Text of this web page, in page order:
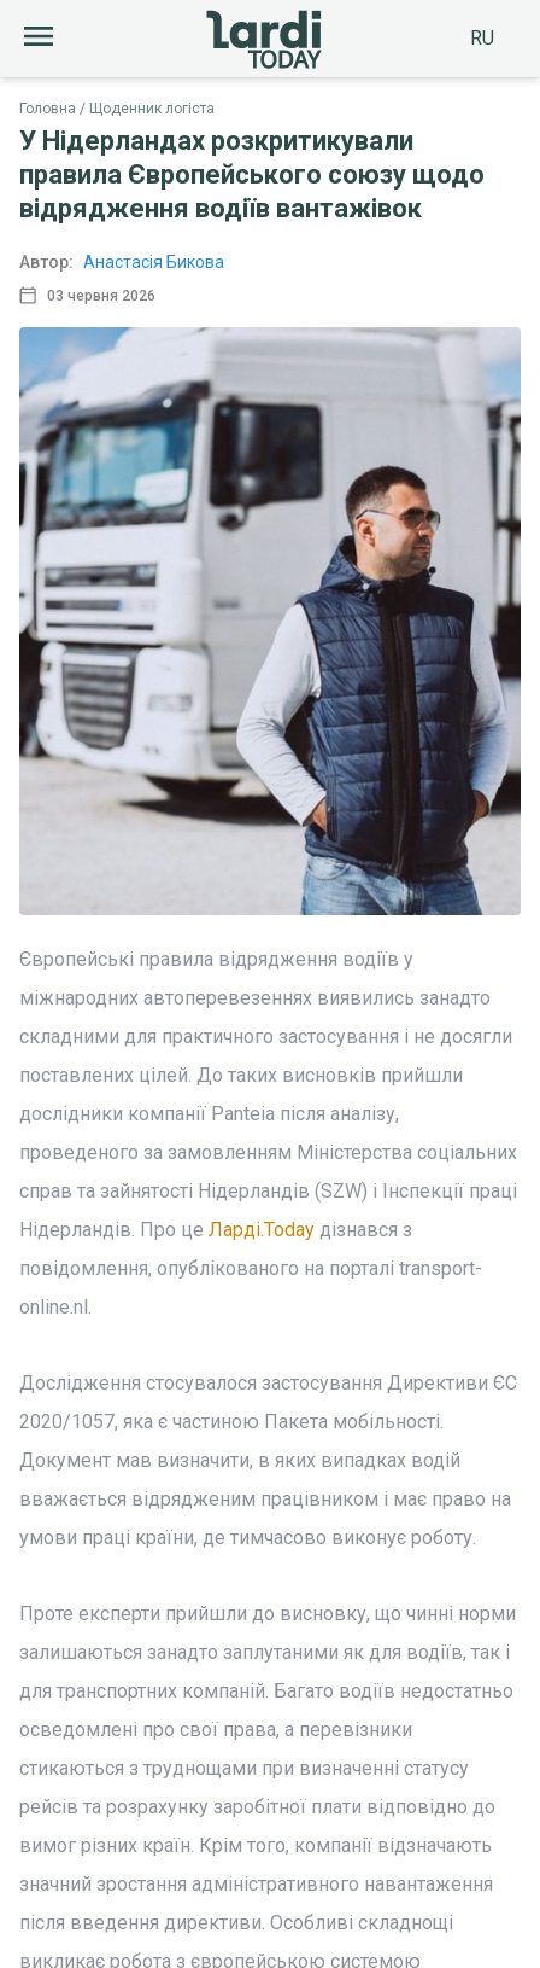
RU
Головна Щоденник логіста
У Нідерландах розкритикували
правила Європейського союзу щодо
відрядження водіїв вантажівок
03 червня 2026
Автор: Анастасія Бикова
Європейські правила відрядження водіїв у
міжнародних автоперевезеннях виявились занадто
складними для практичного застосування і не досягли
поставлених цілей. До таких висновків прийшли
дослідники компанії Panteia після аналізу,
проведеного за замовленням Міністерства соціальних
справ та зайнятості Нідерландів (SZW) і Інспекції праці
Нідерландів. Про це Ларді.Today дізнався з
повідомлення, опублікованого на порталі transport-
online.nl.
Дослідження стосувалося застосування Директиви ЄС
2020/1057, яка є частиною Пакета мобільності.
Документ мав визначити, в яких випадках водій
вважається відрядженим працівником і має право на
умови праці країни, де тимчасово виконує роботу.
Проте експерти прийшли до висновку, що чинні норми
залишаються занадто заплутаними як для водіїв, так і
для транспортних компаній. Багато водіїв недостатньо
осведомлені про свої права, а перевізники
стикаються з труднощами при визначенні статусу
рейсів та розрахунку заробітної плати відповідно до
вимог різних країн. Крім того, компанії відзначають
значний зростання адміністративного навантаження
після введення директиви. Особливі складнощі
викликає робота з європейською системою